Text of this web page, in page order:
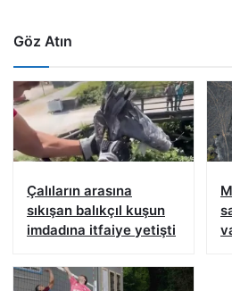
Göz Atın
Çalıların arasına
sıkışan balıkçıl kuşun
imdadına itfaiye yetişti